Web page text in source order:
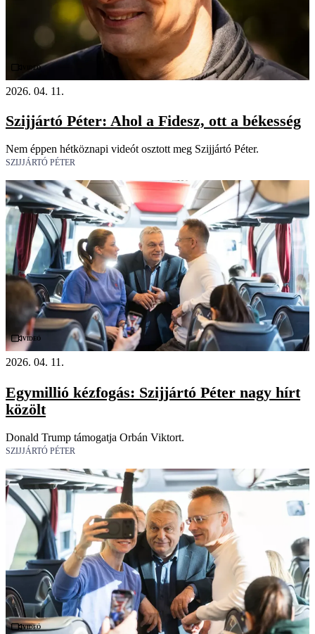
Videó
2026. 04. 11.
Szijjártó Péter: Ahol a Fidesz, ott a békesség
Nem éppen hétköznapi videót osztott meg Szijjártó Péter.
SZIJJÁRTÓ PÉTER
Videó
2026. 04. 11.
Egymillió kézfogás: Szijjártó Péter nagy hírt
közölt
Donald Trump támogatja Orbán Viktort.
SZIJJÁRTÓ PÉTER
Videó